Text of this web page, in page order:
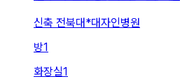
신축 전북대*대자인병원
방1
화장실1